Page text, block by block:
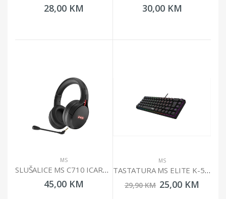
28,00 KM 30,00 KM
MS
SLUŠALICE MS C710 ICARUS GAMING
45,00 KM
MS
TASTATURA MS ELITE K-500C MEMBRANSKA
29,90 KM 25,00 KM